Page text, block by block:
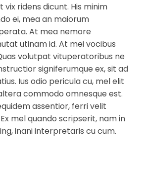
vix ridens dicunt. His minim
ei, mea an maiorum
At mea nemore
utinam id. At mei vocibus
volutpat vituperatoribus ne
signiferumque ex, sit ad
Ius odio pericula cu, mel elit
commodo omnesque est.
assentior, ferri velit
mel quando scripserit, nam in
inani interpretaris cu cum.